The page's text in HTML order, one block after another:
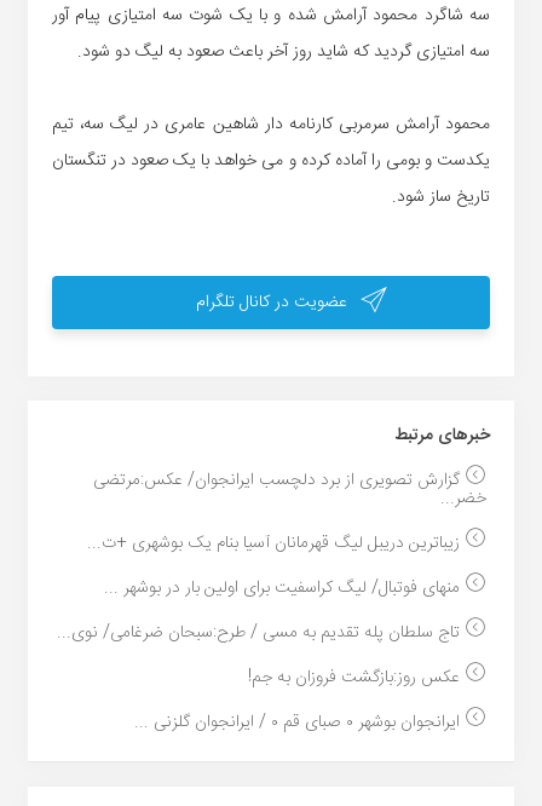
سه شاگرد محمود آرامش شده و با یک شوت سه امتیازی پیام آور
سه امتیازی گردید که شاید روز آخر باعث صعود به لیگ دو شود.
محمود آرامش سرمربی کارنامه دار شاهین عامری در لیگ سه، تیم
یکدست و بومی را آماده کرده و می خواهد با یک صعود در تنگستان
تاریخ ساز شود.
عضویت در کانال تلگرام
خبر‌های مرتبط
گزارش تصویری از برد دلچسب ایرانجوان/ عکس:مرتضی
خضر...
زیباترین دریبل لیگ قهرمانان آسیا بنام یک بوشهری +ت...
منهای فوتبال/ لیگ کراسفیت برای اولین بار در بوشهر ...
تاج سلطان پله تقدیم به مسی / طرح:سبحان ضرغامی/ نوی...
عکس روز:بازگشت فروزان به جم!
ایرانجوان بوشهر ۰ صبای قم ۰ / ایرانجوان گلزنی ...